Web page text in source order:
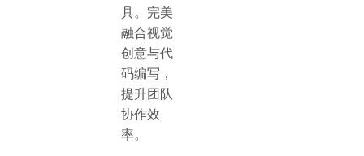
具。完美
融合视觉
创意与代
码编写，
提升团队
协作效
率。